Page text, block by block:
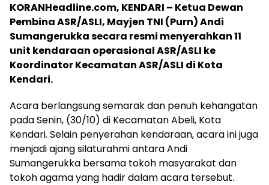
KORANHeadline.com, KENDARI – Ketua Dewan
Pembina ASR/ASLI, Mayjen TNI (Purn) Andi
Sumangerukka secara resmi menyerahkan 11
unit kendaraan operasional ASR/ASLI ke
Koordinator Kecamatan ASR/ASLI di Kota
Kendari.
Acara berlangsung semarak dan penuh kehangatan
pada Senin, (30/10) di Kecamatan Abeli, Kota
Kendari. Selain penyerahan kendaraan, acara ini juga
menjadi ajang silaturahmi antara Andi
Sumangerukka bersama tokoh masyarakat dan
tokoh agama yang hadir dalam acara tersebut.